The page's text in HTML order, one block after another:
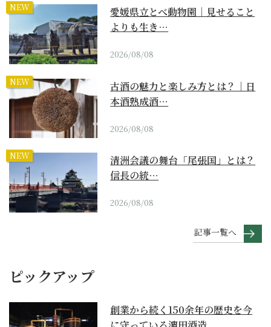
NEW
愛媛県立とべ動物園｜見せること
よりも生き…
2026/08/08
NEW
古酒の魅力と楽しみ方とは？｜日
本酒熟成酒…
2026/08/08
NEW
清洲会議の舞台「尾張国」とは？
信長の統…
2026/08/08
記事一覧へ
ピックアップ
創業から続く150余年の歴史を今